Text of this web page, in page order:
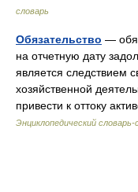
словарь
Обязательство —
на отчетную дату
является следствием
хозяйственной
привести к оттоку
Энциклопедический